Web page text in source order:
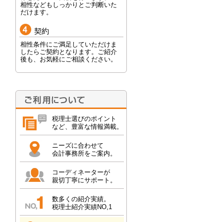
相性などもしっかりとご判断いた
だけます。
契約
相性条件にご満足していただけま
したらご契約となります。ご紹介
後も、お気軽にご相談ください。
税理士選びのポイント
など、豊富な情報満載。
ニーズに合わせて
会計事務所をご案内。
コーディネーターが
親切丁寧にサポート。
数多くの紹介実績。
税理士紹介実績NO,1